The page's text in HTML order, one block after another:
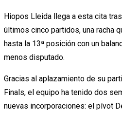
Hiopos Lleida llega a esta cita
últimos cinco partidos, una racha
hasta la 13ª posición con un
menos disputado.
Gracias al aplazamiento de su
Finals, el equipo ha tenido dos
nuevas incorporaciones: el pívot